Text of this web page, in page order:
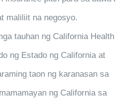
maliliit na negosyo.
tauhan ng California Health
ng Estado ng California at
taon ng karanasan sa
ng California sa